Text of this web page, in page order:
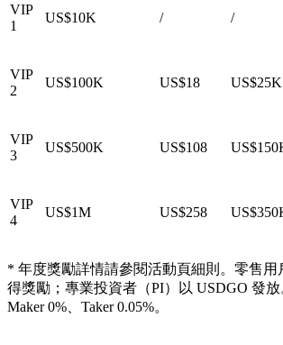
VIP
1
US$10K / /
VIP
2
US$100K US$18 US$25K
VIP
3
US$500K US$108
VIP
4
US$1M US$258
* 年度獎勵詳情請參閱活動頁細則。零售用
得獎勵；專業投資者（PI）以 USDGO 發
Maker 0%、Taker 0.05%。